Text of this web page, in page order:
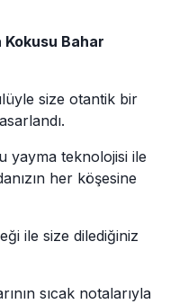
Bahar
size otantik bir
yayma teknolojisi ile
her köşesine
ile size dilediğiniz
sıcak notalarıyla